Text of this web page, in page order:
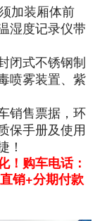
加装厢体前
湿度记录仪带
闭式不锈钢制
喷雾装置、紫
销售票据，环
保手册及使用
！
！购车电话：
销+分期付款